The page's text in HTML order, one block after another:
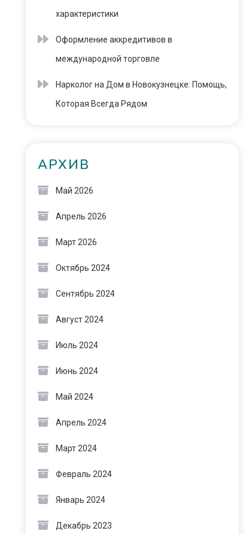
характеристики
Оформление аккредитивов в
международной торговле
Нарколог на Дом в Новокузнецке: Помощь,
Которая Всегда Рядом
АРХИВ
Май 2026
Апрель 2026
Март 2026
Октябрь 2024
Сентябрь 2024
Август 2024
Июль 2024
Июнь 2024
Май 2024
Апрель 2024
Март 2024
Февраль 2024
Январь 2024
Декабрь 2023